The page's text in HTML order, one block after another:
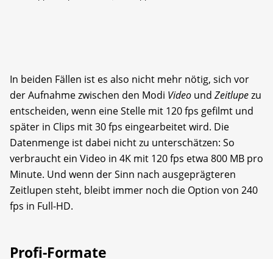
In beiden Fällen ist es also nicht mehr nötig, sich vor
der Aufnahme zwischen den Modi Video und Zeitlupezu
entscheiden, wenn eine Stelle mit 120 fps gefilmt und
später in Clips mit 30 fps eingearbeitet wird. Die
Datenmenge ist dabei nicht zu unterschätzen: So
verbraucht ein Video in 4K mit 120 fps etwa 800 MB pro
Minute. Und wenn der Sinn nach ausgeprägteren
Zeitlupen steht, bleibt immer noch die Option von 240
fps in Full-HD.
Profi-Formate